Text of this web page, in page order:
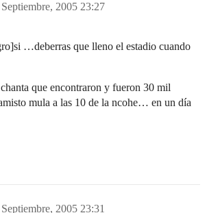
Septiembre, 2005 23:27
…deberras que lleno el estadio cuando
que encontraron y fueron 30 mil
mula a las 10 de la ncohe… en un día
2005 23:31